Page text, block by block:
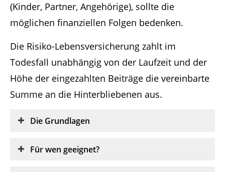
(Kinder, Partner, Angehörige), sollte die
möglichen finanziellen Folgen bedenken.
Die Risiko-Lebensversicherung zahlt im
Todesfall unabhängig von der Laufzeit und der
Höhe der eingezahlten Beiträge die vereinbarte
Summe an die Hinterbliebenen aus.
Die Grundlagen
Für wen geeignet?